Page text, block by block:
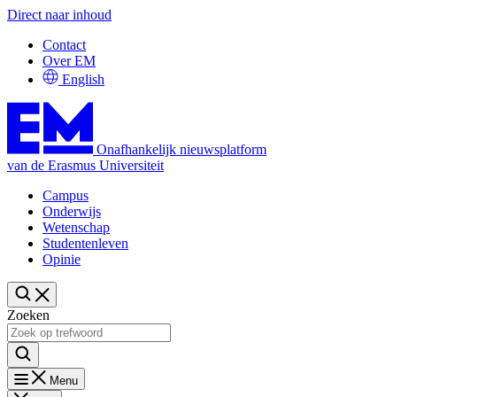
Direct naar inhoud
Contact
Over EM
English
Onafhankelijk nieuwsplatform
van de Erasmus Universiteit
Campus
Onderwijs
Wetenschap
Studentenleven
Opinie
Zoeken
Menu